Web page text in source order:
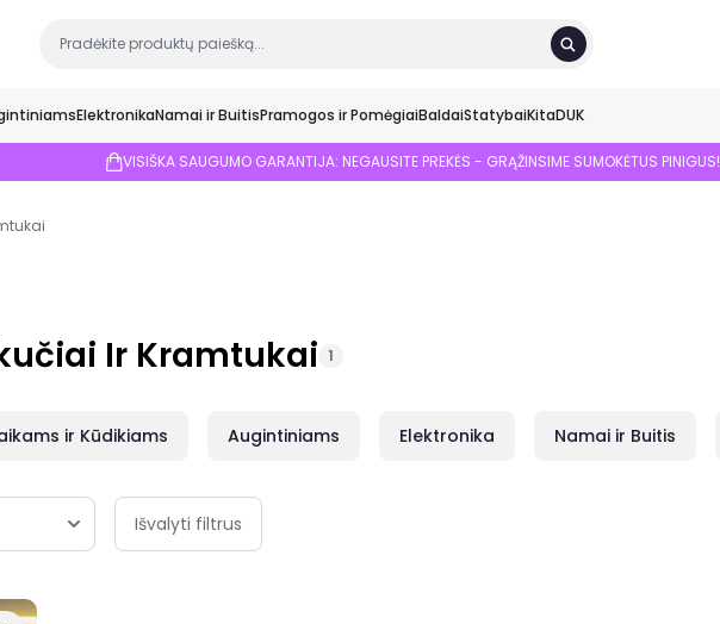
ElektronikaNamai ir BuitisPramogos ir PomėgiaiBaldaiStatybaiKitaDUK
VISIŠKA SAUGUMO GARANTIJA: NEGAUSITE PREKĖS - GRĄŽINSIME SUMOKĖTUS PINIGUS!
Ir Kramtukai 1
ir Kūdikiams Augintiniams Elektronika Namai ir Buitis
Išvalyti filtrus